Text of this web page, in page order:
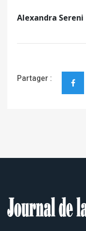
Alexandra Sereni
Partager :